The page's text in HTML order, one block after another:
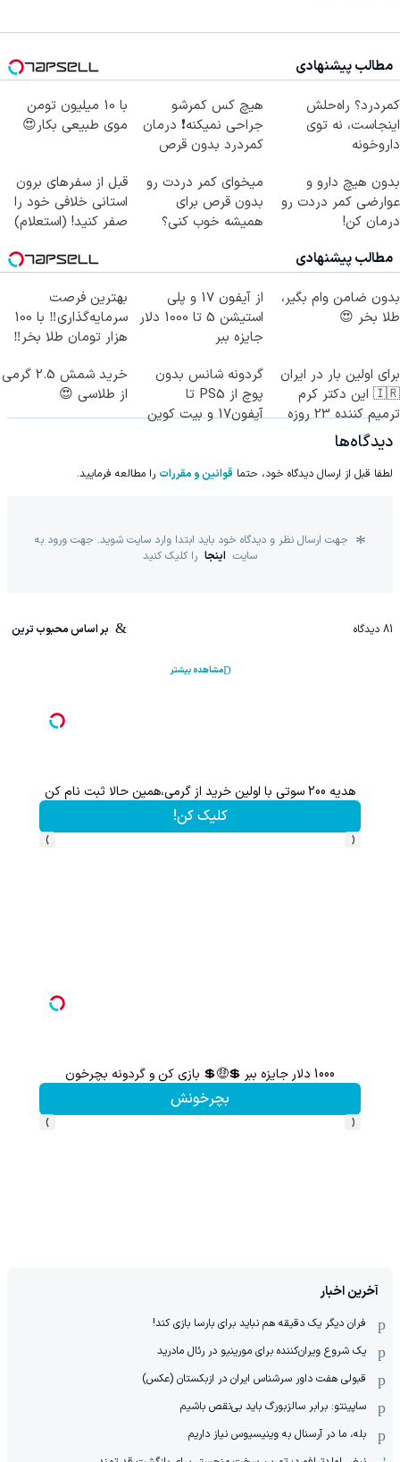
مطالب پیشنهادی
کمردرد؟ راه‌حلش
اینجاست، نه توی
داروخونه
هیچ کس کمرشو
جراحی نمیکنه❗ درمان
کمردرد بدون قرص
با 10 میلیون تومن
موی طبیعی بکار😍
بدون هیچ دارو و
عوارضی کمر دردت رو
درمان کن!
میخوای کمر دردت رو
بدون قرص برای
همیشه خوب کنی؟
قبل از سفرهای برون
استانی خلافی خود را
صفر کنید! (استعلام)
مطالب پیشنهادی
بدون ضامن وام بگیر،
طلا بخر 😍
از آیفون 17 و پلی
استیشن 5 تا 1000 دلار
جایزه ببر
بهترین فرصت
سرمایه‌گذاری‼️ با 100
هزار تومان طلا بخر‼️
برای اولین بار در ایران
🇮🇷 این دکتر کرم
ترمیم کننده 23 روزه
ساخت!
گردونه شانس بدون
پوچ از PS5 تا
آیفون17 و بیت کوین
خرید شمش 2.5 گرمی
از طلاسی 😍
دیدگاه‌ها
لطفا قبل از ارسال دیدگاه خود، حتما قوانین و مقررات را مطالعه فرمایید.
جهت ارسال نظر و دیدگاه خود باید ابتدا وارد سایت شوید. جهت ورود به
سایت اینجا را کلیک کنید
81 دیدگاه بر اساس محبوب ترین
مشاهده بیشتر
هدیه 200 سوتی با اولین خرید از گرمی،همین حالا ثبت نام کن
کلیک کن!
‹
›
1000 دلار جایزه ببر 💲🤑💲 بازی کن و گردونه بچرخون
بچرخونش
‹
›
آخرین اخبار
فران دیگر یک دقیقه هم نباید برای بارسا بازی کند!
یک شروع ویران‌کننده برای مورینیو در رئال مادرید
قبولی هفت داور سرشناس ایران در ازبکستان (عکس)
ساپینتو: برابر سالزبورگ باید بی‌نقص باشیم
بله، ما در آرسنال به وینیسیوس نیاز داریم